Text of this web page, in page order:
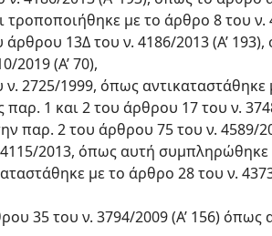
τροποποιήθηκε με το άρθρο 8 του ν.
άρθρου 13Δ του ν. 4186/2013 (Α’
2019 (Α’ 70),
ν. 2725/1999, όπως
παρ. 1 και 2 του άρθρου 17 του ν.
παρ. 2 του άρθρου 75 του ν. 4589/
2013, όπως αυτή συμπληρώθηκε
με το άρθρο 28 του ν.
35 του ν. 3794/2009 (Α’ 156)